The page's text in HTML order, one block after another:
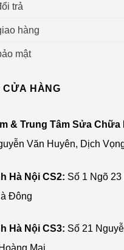
trả
hàng
mật
CỬA HÀNG
& Trung Tâm Sửa Chữa
Văn Huyên, Dịch
Hà Nội CS2: Số 1 Ngõ
Đông
Hà Nội CS3: Số 21
Mai